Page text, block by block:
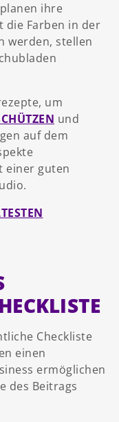
ihre
die Farben in der
werden, stellen
um
und
auf dem
einer guten
Checkliste
einen
ermöglichen
des Beitrags